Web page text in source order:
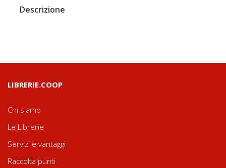
Descrizione
LIBRERIE.COOP
Chi siamo
Le Librerie
Servizi e vantaggi
Raccolta punti